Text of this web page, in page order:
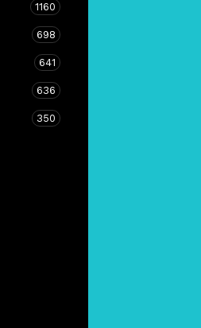
1160
698
641
636
350